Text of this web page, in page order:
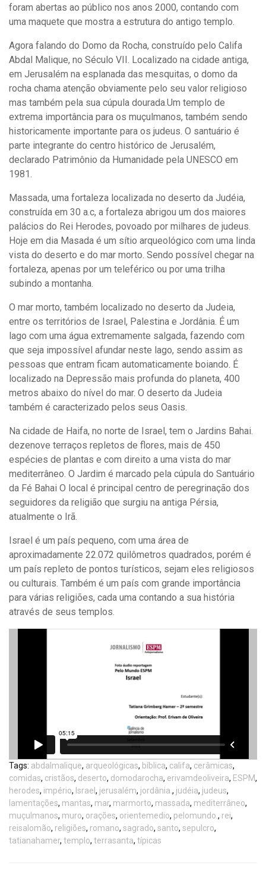
foram abertas ao público nos anos 2000, contando com
uma maquete que mostra a estrutura do antigo templo.
Agora falando do Domo da Rocha, construído pelo Califa
Abdal Malique, no Século VII. Localizado na cidade antiga,
em Jerusalém na esplanada das mesquitas, o domo da
rocha chama atenção obviamente pelo seu valor religioso
mas também pela sua cúpula dourada.Um templo de
extrema importância para os muçulmanos, também sendo
historicamente importante para os judeus. O santuário é
parte integrante do centro histórico de Jerusalém,
declarado Patrimônio da Humanidade pela UNESCO em
1981.
Massada, uma fortaleza localizada no deserto da Judéia,
construída em 30 a.c, a fortaleza abrigou um dos maiores
palácios do Rei Herodes, povoado por milhares de judeus.
Hoje em dia Masada é um sítio arqueológico com uma linda
vista do deserto e do mar morto. Sendo possível chegar na
fortaleza, apenas por um teleférico ou por uma trilha
subindo a montanha.
O mar morto, também localizado no deserto da Judeia,
entre os territórios de Israel, Palestina e Jordânia. É um
lago com uma água extremamente salgada, fazendo com
que seja impossível afundar neste lago, sendo assim as
pessoas que entram ficam automaticamente boiando. É
localizado na Depressão mais profunda do planeta, 400
metros abaixo do nível do mar. O deserto da Judeia
também é caracterizado pelos seus Oasis.
Na cidade de Haifa, no norte de Israel, tem o Jardins Bahai.
dezenove terraços repletos de flores, mais de 450
espécies de plantas e com direito a uma vista do mar
mediterrâneo. O Jardim é marcado pela cúpula do Santuário
da Fé Bahai O local é principal centro de peregrinação dos
seguidores da religião que surgiu na antiga Pérsia,
atualmente o Irã.
Israel é um país pequeno, com uma área de
aproximadamente 22.072 quilômetros quadrados, porém é
um país repleto de pontos turísticos, sejam eles religiosos
ou culturais. Também é um país com grande importância
para várias religiões, cada uma contando a sua história
através de seus templos.
Tags: abdalmalique, arqueológicas, bíblica, califa, cerâmicas,
comidas, cristãos, deserto, domodarocha, erivamdeoliveira, ESPM,
herodes, império, Israel, jerusalém, jordânia. , judéia, judeus,
lamentações, mantas, mar, marmorto, massada, mediterrâneo,
muçulmanos, muro, orações, orientemedio, pelomundo. , rei,
reisalomão, religiões, romano, sagrado, santo, sepulcro,
tatianahamer, templo, terrasanta, típicas